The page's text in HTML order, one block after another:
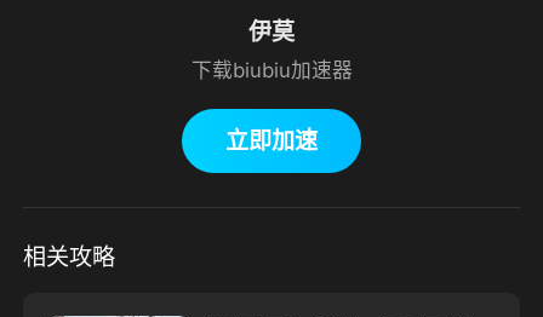
伊莫
下载biubiu加速器
立即加速
相关攻略